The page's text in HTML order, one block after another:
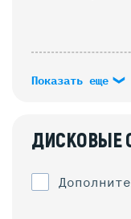
Показать еще
ДИСКОВЫЕ